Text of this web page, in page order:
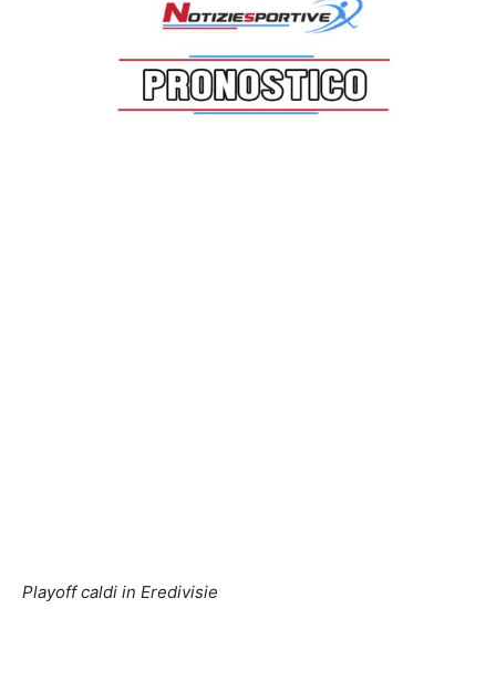
Playoff caldi in Eredivisie